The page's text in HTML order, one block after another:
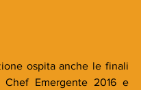
ospita anche le finali
Chef Emergente 2016 e